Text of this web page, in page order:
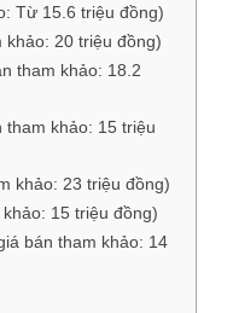
Từ 15.6 triệu đồng)
khảo: 20 triệu đồng)
tham khảo: 18.2
tham khảo: 15 triệu
khảo: 23 triệu đồng)
15 triệu đồng)
bán tham khảo: 14